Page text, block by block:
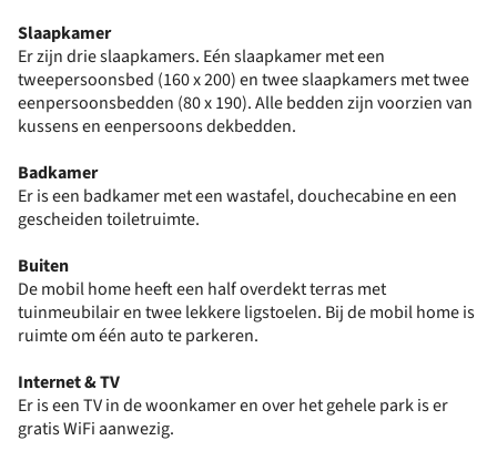
Slaapkamer
Er zijn drie slaapkamers. Eén slaapkamer met een
tweepersoonsbed (160 x 200) en twee slaapkamers met twee
eenpersoonsbedden (80 x 190). Alle bedden zijn voorzien van
kussens en eenpersoons dekbedden.
Badkamer
Er is een badkamer met een wastafel, douchecabine en een
gescheiden toiletruimte.
Buiten
De mobil home heeft een half overdekt terras met
tuinmeubilair en twee lekkere ligstoelen. Bij de mobil home is
ruimte om één auto te parkeren.
Internet & TV
Er is een TV in de woonkamer en over het gehele park is er
gratis WiFi aanwezig.